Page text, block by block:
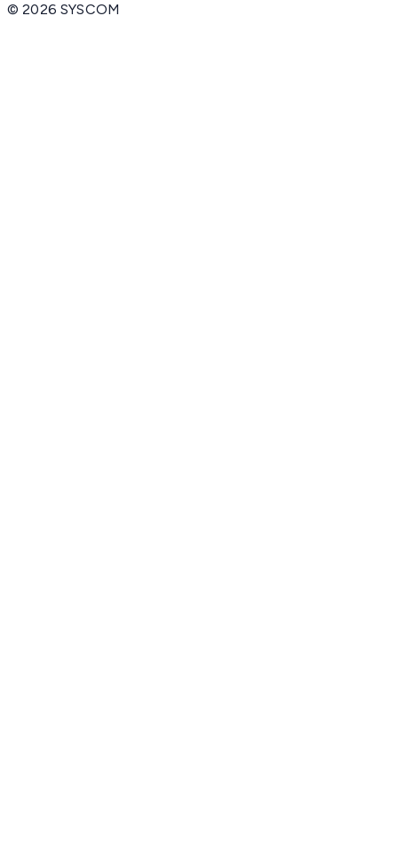
©2026 SYSCOM